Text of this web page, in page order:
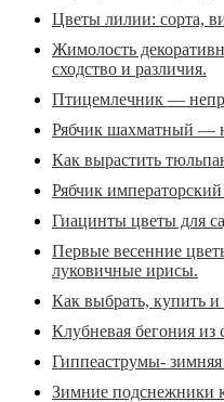
Цветы лилии: сорта,
Жимолость
сходство и различия.
Птицемлечник —
Рябчик шахматный —
Как вырастить
Рябчик
Гиацинты цветы для
Первые весенние
луковичные ирисы.
Как выбрать, купить
Клубневая бегония из
Гиппеаструмы-
Зимние подснежники